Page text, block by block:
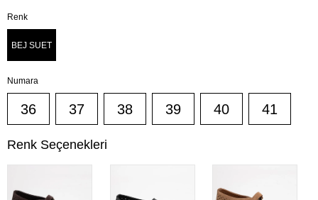
Renk
BEJ SUET
Numara
36 37 38 39 40 41
Renk Seçenekleri